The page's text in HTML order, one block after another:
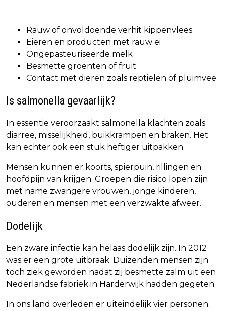
Rauw of onvoldoende verhit kippenvlees
Eieren en producten met rauw ei
Ongepasteuriseerde melk
Besmette groenten of fruit
Contact met dieren zoals reptielen of pluimvee
Is salmonella gevaarlijk?
In essentie veroorzaakt salmonella klachten zoals
diarree, misselijkheid, buikkrampen en braken. Het
kan echter ook een stuk heftiger uitpakken.
Mensen kunnen er koorts, spierpuin, rillingen en
hoofdpijn van krijgen. Groepen die risico lopen zijn
met name zwangere vrouwen, jonge kinderen,
ouderen en mensen met een verzwakte afweer.
Dodelijk
Een zware infectie kan helaas dodelijk zijn. In 2012
was er een grote uitbraak. Duizenden mensen zijn
toch ziek geworden nadat zij besmette zalm uit een
Nederlandse fabriek in Harderwijk hadden gegeten.
In ons land overleden er uiteindelijk vier personen.